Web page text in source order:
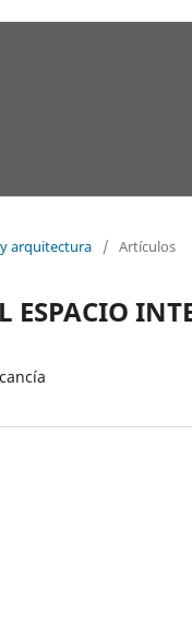
y arquitectura / Artículos
ESPACIO